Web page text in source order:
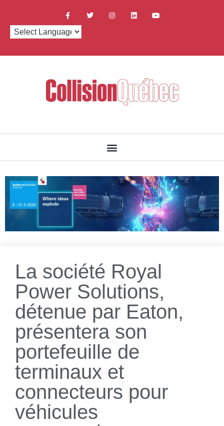
La société Royal
Power Solutions,
détenue par Eaton,
présentera son
portefeuille de
terminaux et
connecteurs pour
véhicules